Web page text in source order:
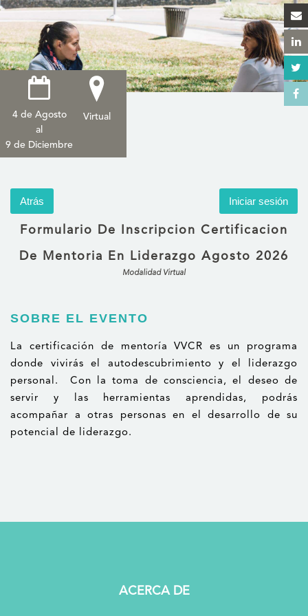
4 de Agosto
al
9 de Diciembre
Virtual
Atrás Iniciar sesión
Formulario De Inscripcion Certificacion
De Mentoria En Liderazgo Agosto 2026
Modalidad Virtual
SOBRE EL EVENTO
La certificación de mentoría VVCR es un programa
donde vivirás el autodescubrimiento y el liderazgo
personal. Con la toma de consciencia, el deseo de
servir y las herramientas aprendidas, podrás
acompañar a otras personas en el desarrollo de su
potencial de liderazgo.
ACERCA DE